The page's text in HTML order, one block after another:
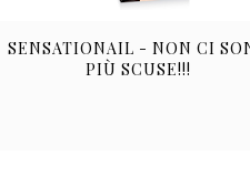
SENSATIONAIL - NON CI
PIÙ SCUSE!!!